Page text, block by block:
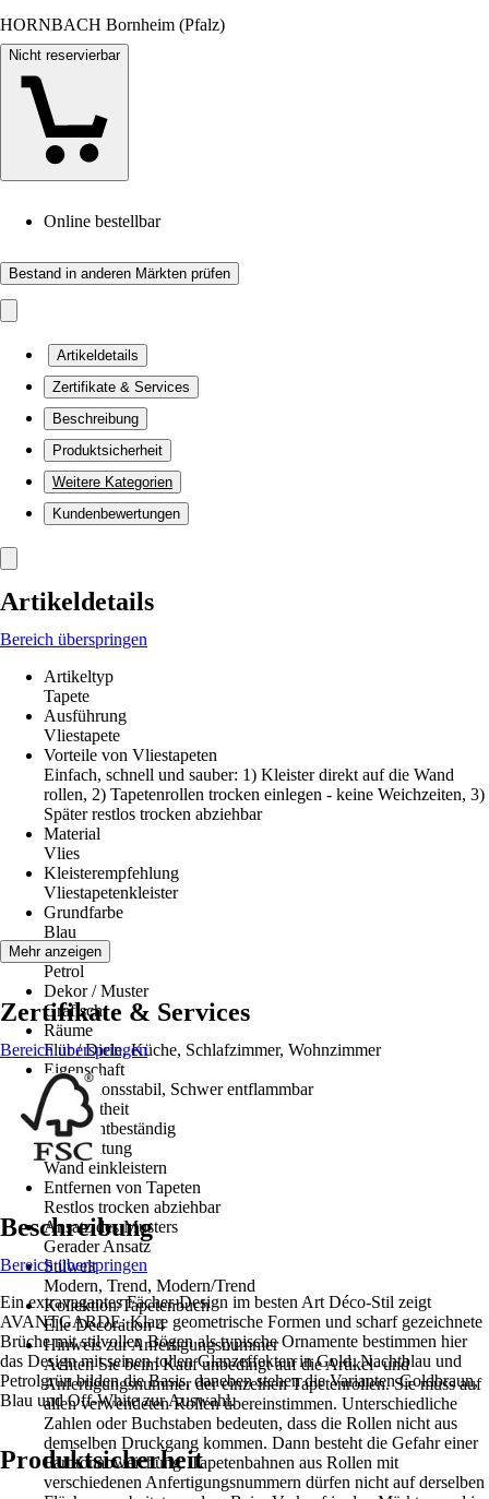
HORNBACH Bornheim (Pfalz)
Nicht reservierbar
Online bestellbar
Bestand in anderen Märkten prüfen
Artikeldetails
Zertifikate & Services
Beschreibung
Produktsicherheit
Weitere Kategorien
Kundenbewertungen
Artikeldetails
Bereich überspringen
Artikeltyp
Tapete
Ausführung
Vliestapete
Vorteile von Vliestapeten
Einfach, schnell und sauber: 1) Kleister direkt auf die Wand
rollen, 2) Tapetenrollen trocken einlegen - keine Weichzeiten, 3)
Später restlos trocken abziehbar
Material
Vlies
Kleisterempfehlung
Vliestapetenkleister
Grundfarbe
Blau
Farbton
Petrol
Dekor / Muster
Grafisch
Räume
Flur / Diele, Küche, Schlafzimmer, Wohnzimmer
Eigenschaft
Dimensionsstabil, Schwer entflammbar
Farbechtheit
Gut Lichtbeständig
Verarbeitung
Wand einkleistern
Entfernen von Tapeten
Restlos trocken abziehbar
Ansatz des Musters
Gerader Ansatz
Stilwelt
Modern, Trend, Modern/Trend
Kollektion/Tapetenbuch
Elle Decoration 4
Hinweis zur Anfertigungsnummer
Achten Sie beim Kauf unbedingt auf die Artikel- und
Anfertigungsnummer der einzelnen Tapetenrollen. Sie muss auf
allen verwendeten Rollen übereinstimmen. Unterschiedliche
Zahlen oder Buchstaben bedeuten, dass die Rollen nicht aus
demselben Druckgang kommen. Dann besteht die Gefahr einer
Farbtonabweichung. Tapetenbahnen aus Rollen mit
verschiedenen Anfertigungsnummern dürfen nicht auf derselben
Mehr anzeigen
Zertifikate & Services
Bereich überspringen
Beschreibung
Bereich überspringen
Ein extravagantes Fächer-Design im besten Art Déco-Stil zeigt
AVANTGARDE: Klare geometrische Formen und scharf gezeichnete
Brüche mit stilvollen Bögen als typische Ornamente bestimmen hier
das Design mit seinen tollen Glanzeffekten in Gold. Nachtblau und
Petrolgrün bilden die Basis, daneben stehen die Varianten Goldbraun,
Blau und Off-White zur Auswahl.
Produktsicherheit